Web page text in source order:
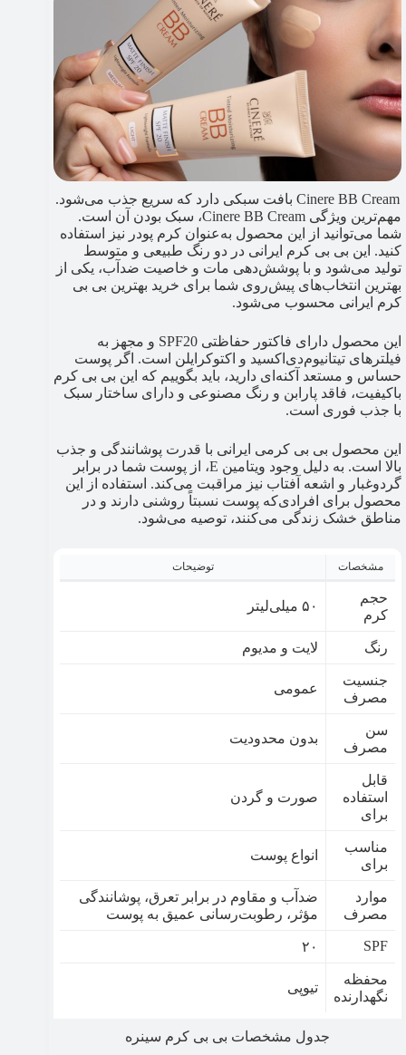
Cinere BB Cream بافت سبکی دارد که سریع جذب می‌شود.
مهم‌ترین ویژگی Cinere BB Cream، سبک بودن آن است.
شما می‌توانید از این محصول به‌عنوان کرم پودر نیز استفاده
کنید. این بی بی کرم ایرانی در دو رنگ طبیعی و متوسط
تولید می‌شود و با پوشش‌دهی مات و خاصیت ضدآب، یکی از
بهترین انتخاب‌های پیش‌روی شما برای خرید بهترین بی بی
کرم ایرانی محسوب می‌شود.
این محصول دارای فاکتور حفاظتی SPF20 و مجهز به
فیلترهای تیتانیوم‌دی‌اکسید و اکتوکرایلن است. اگر پوست
حساس و مستعد آکنه‌ای دارید، باید بگوییم که این بی بی کرم
باکیفیت، فاقد پارابن و رنگ مصنوعی و دارای ساختار سبک
با جذب فوری است.
این محصول بی بی کرمی ایرانی با قدرت پوشانندگی و جذب
بالا است. به دلیل وجود ویتامین E، از پوست شما در برابر
گردوغبار و اشعه آفتاب نیز مراقبت می‌کند. استفاده از این
محصول برای افرادی‌که پوست نسبتاً روشنی دارند و در
مناطق خشک زندگی می‌کنند، توصیه می‌شود.
مشخصات توضیحات
حجم
کرم
۵۰ میلی‌لیتر
رنگ لایت و مدیوم
جنسیت
مصرف
عمومی
سن
مصرف
بدون محدودیت
قابل
استفاده
برای
صورت و گردن
مناسب
برای
انواع پوست
موارد
مصرف
ضدآب و مقاوم در برابر تعرق، پوشانندگی
مؤثر، رطوبت‌رسانی عمیق به پوست
SPF ۲۰
محفظه
نگهدارنده
تیوپی
جدول مشخصات بی بی کرم سینره